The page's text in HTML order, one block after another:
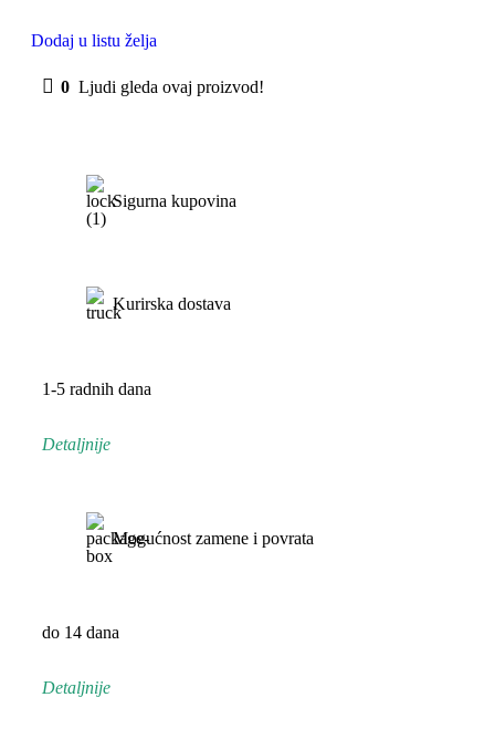
Dodaj u listu želja
0 Ljudi gleda ovaj proizvod!
Sigurna kupovina
Kurirska dostava
1-5 radnih dana
Detaljnije
Mogućnost zamene i povrata
do 14 dana
Detaljnije